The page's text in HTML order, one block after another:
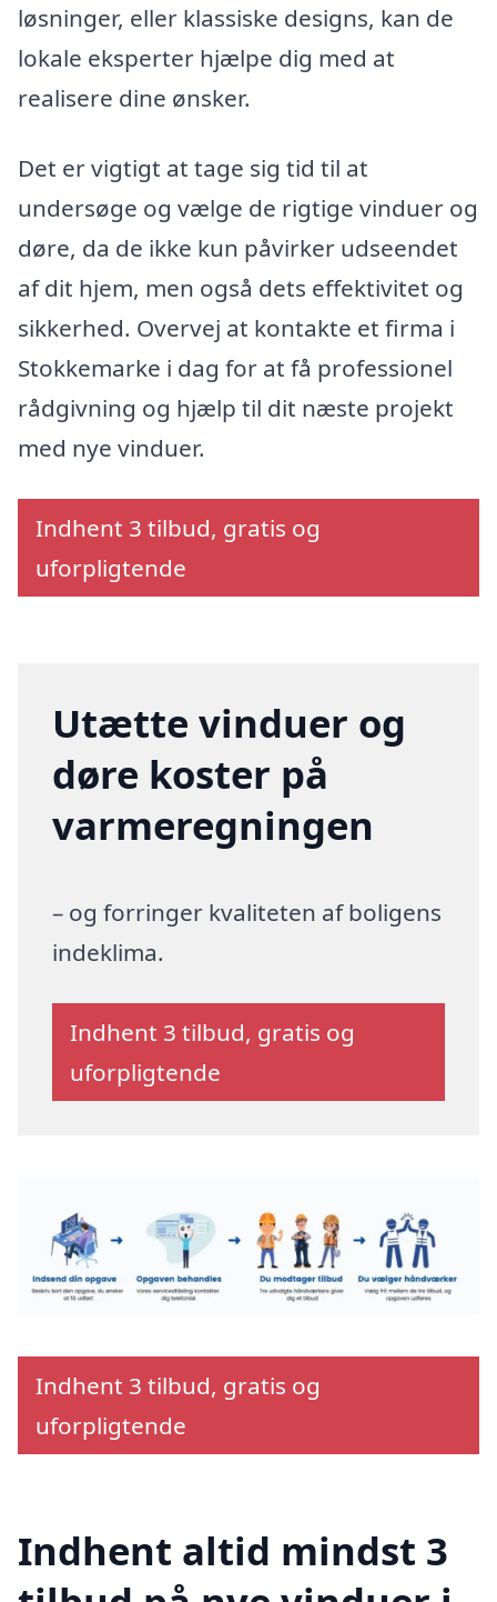
løsninger, eller klassiske designs, kan de
lokale eksperter hjælpe dig med at
realisere dine ønsker.
Det er vigtigt at tage sig tid til at
undersøge og vælge de rigtige vinduer og
døre, da de ikke kun påvirker udseendet
af dit hjem, men også dets effektivitet og
sikkerhed. Overvej at kontakte et firma i
Stokkemarke i dag for at få professionel
rådgivning og hjælp til dit næste projekt
med nye vinduer.
Indhent 3 tilbud, gratis og
uforpligtende
Utætte vinduer og
døre koster på
varmeregningen
– og forringer kvaliteten af boligens
indeklima.
Indhent 3 tilbud, gratis og
uforpligtende
Indhent 3 tilbud, gratis og
uforpligtende
Indhent altid mindst 3